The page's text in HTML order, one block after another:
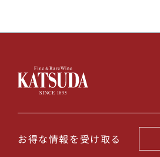
お得な情報を受け取る